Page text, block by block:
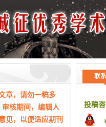
基于玉
89
现代农
绿色植
水稻病
义;96-
策甘婉
植物保
等方面进行探讨。
章，请勿一稿多
核期间，编辑人
见，以便适应期刊
联
投稿